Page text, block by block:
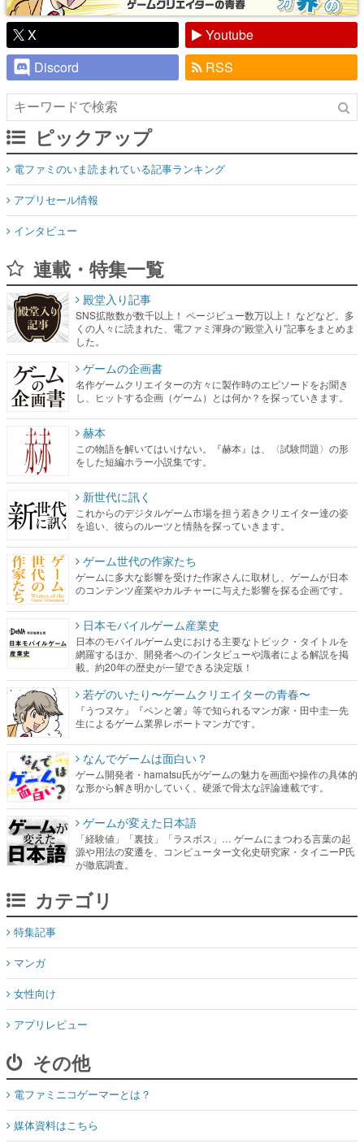
X
Youtube
Discord
RSS
ピックアップ
電ファミのいま読まれている記事ランキング
アプリセール情報
インタビュー
連載・特集一覧
殿堂入り記事
SNS拡散数が数千以上！ ページビュー数万以上！ などなど。多
くの人々に読まれた、電ファミ渾身の“殿堂入り”記事をまとめま
した。
ゲームの企画書
名作ゲームクリエイターの方々に製作時のエピソードをお聞き
し、ヒットする企画（ゲーム）とは何か？を探っていきます。
赫本
この物語を解いてはいけない。『赫本』は、〈試験問題〉の形
をした短編ホラー小説集です。
新世代に訊く
これからのデジタルゲーム市場を担う若きクリエイター達の姿
を追い、彼らのルーツと情熱を探っていきます。
ゲーム世代の作家たち
ゲームに多大な影響を受けた作家さんに取材し、ゲームが日本
のコンテンツ産業やカルチャーに与えた影響を探る企画です。
日本モバイルゲーム産業史
日本のモバイルゲーム史における主要なトピック・タイトルを
網羅するほか、開発者へのインタビューや識者による解説を掲
載。約20年の歴史が一望できる決定版！
若ゲのいたり〜ゲームクリエイターの青春〜
『うつヌケ』『ペンと箸』等で知られるマンガ家・田中圭一先
生によるゲーム業界レポートマンガです。
なんでゲームは面白い？
ゲーム開発者・hamatsu氏がゲームの魅力を画面や操作の具体的
な形から解き明かしていく、硬派で骨太な評論連載です。
ゲームが変えた日本語
「経験値」「裏技」「ラスボス」… ゲームにまつわる言葉の起
源や用法の変遷を、コンピューター文化史研究家・タイニーP氏
が徹底調査。
カテゴリ
特集記事
マンガ
女性向け
アプリレビュー
その他
電ファミニコゲーマーとは？
媒体資料はこちら